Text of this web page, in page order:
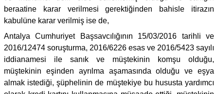
beraatine karar verilmesi gerektiğinden bahisle itirazın
kabulüne karar verilmiş ise de,
Antalya Cumhuriyet Başsavcılığının 15/03/2016 tarihli ve
2016/12474 soruşturma, 2016/6226 esas ve 2016/5423 sayılı
iddianamesi ile sanık ve müştekinin komşu olduğu,
müştekinin eşinden ayrılma aşamasında olduğu ve eşya
almak istediği, şüphelinin de müştekiye bu hususta yardımcı